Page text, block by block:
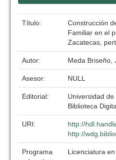
Título:
Construcción
Familiar en el
Zacatecas,
Autor: Meda Briseño,
Asesor: NULL
Editorial:
Universidad
Biblioteca
URI:
http://
http://
Programa
Licenciatura